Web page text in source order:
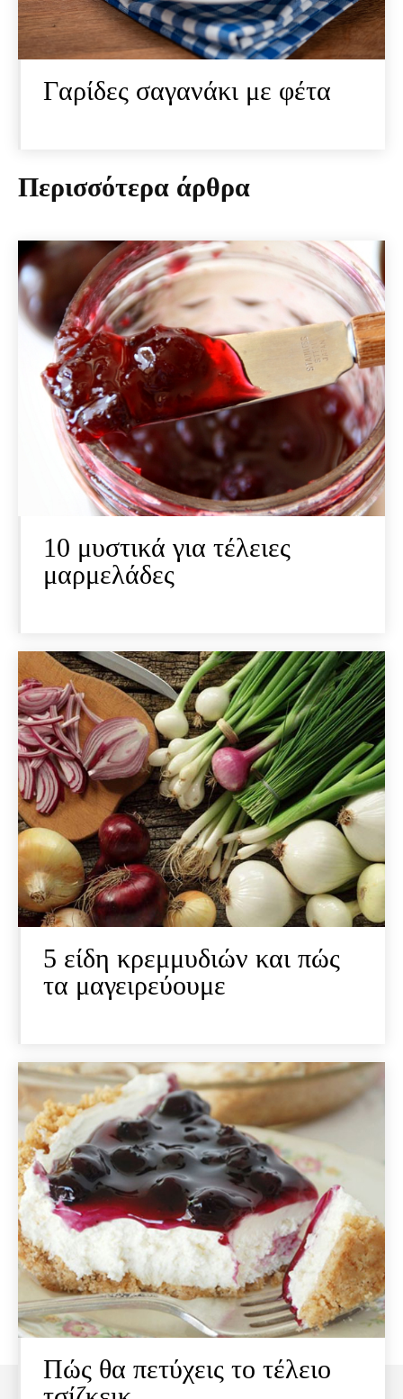
Γαρίδες σαγανάκι με φέτα
Περισσότερα άρθρα
10 μυστικά για τέλειες
μαρμελάδες
5 είδη κρεμμυδιών και πώς
τα μαγειρεύουμε
Πώς θα πετύχεις το τέλειο